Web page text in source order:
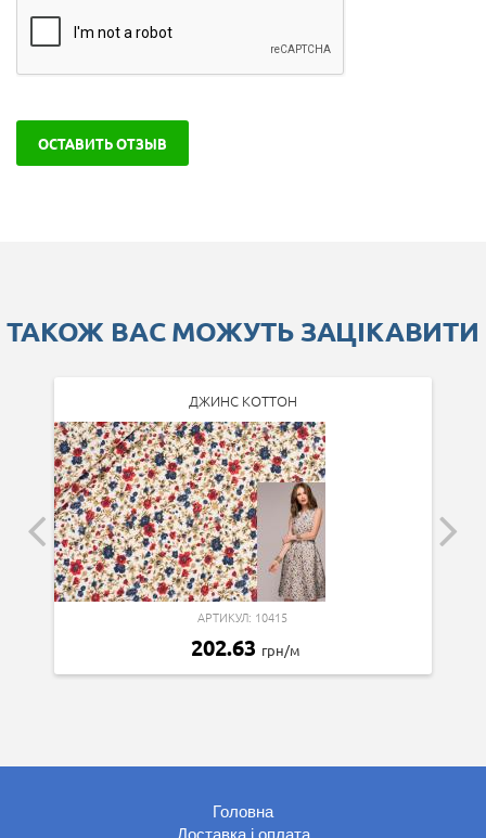
ОСТАВИТЬ ОТЗЫВ
ТАКОЖ ВАС МОЖУТЬ ЗАЦІКАВИТИ
ДЖИНС КОТТОН
АРТИКУЛ: 10415
202.63 грн/м
Головна